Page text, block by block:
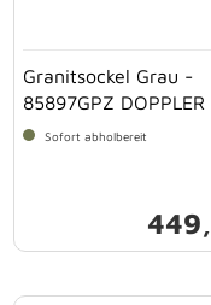
Granitsockel Grau -
85897GPZ DOPPLER
Sofort abholbereit
449,